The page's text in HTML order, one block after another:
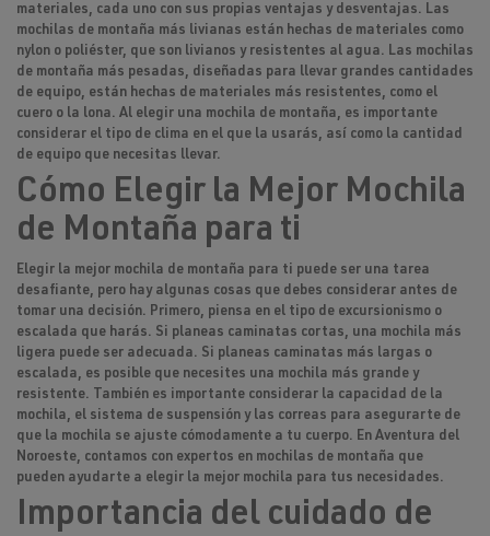
materiales, cada uno con sus propias ventajas y desventajas. Las
mochilas de montaña más livianas están hechas de materiales como
nylon o poliéster, que son livianos y resistentes al agua. Las mochilas
de montaña más pesadas, diseñadas para llevar grandes cantidades
de equipo, están hechas de materiales más resistentes, como el
cuero o la lona. Al elegir una mochila de montaña, es importante
considerar el tipo de clima en el que la usarás, así como la cantidad
de equipo que necesitas llevar.
Cómo Elegir la Mejor Mochila
de Montaña para ti
Elegir la mejor mochila de montaña para ti puede ser una tarea
desafiante, pero hay algunas cosas que debes considerar antes de
tomar una decisión. Primero, piensa en el tipo de excursionismo o
escalada que harás. Si planeas caminatas cortas, una mochila más
ligera puede ser adecuada. Si planeas caminatas más largas o
escalada, es posible que necesites una mochila más grande y
resistente. También es importante considerar la capacidad de la
mochila, el sistema de suspensión y las correas para asegurarte de
que la mochila se ajuste cómodamente a tu cuerpo. En Aventura del
Noroeste, contamos con expertos en mochilas de montaña que
pueden ayudarte a elegir la mejor mochila para tus necesidades.
Importancia del cuidado de